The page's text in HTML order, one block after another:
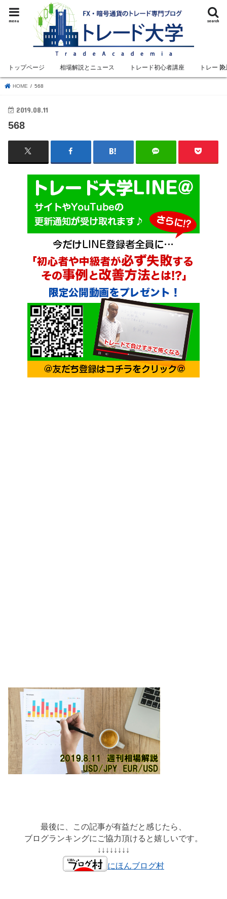
search
menu
トップページ 相場解説とニュース トレード初心者講座 トレード
HOME 568
2019.08.11
568
最後に、この記事が有益だと感じたら、
ブログランキングにご協力頂けると嬉しいです。
↓↓↓↓↓↓↓↓
にほんブログ村